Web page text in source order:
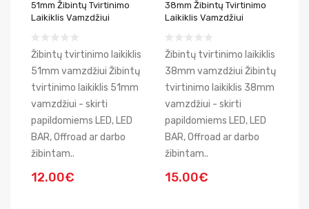
51mm Žibintų Tvirtinimo
Laikiklis Vamzdžiui
Žibintų tvirtinimo laikiklis
51mm vamzdžiui Žibintų
tvirtinimo laikiklis 51mm
vamzdžiui - skirti
papildomiems LED, LED
BAR, Offroad ar darbo
žibintam..
12.00€
38mm Žibintų Tvirtinimo
Laikiklis Vamzdžiui
Žibintų tvirtinimo laikiklis
38mm vamzdžiui Žibintų
tvirtinimo laikiklis 38mm
vamzdžiui - skirti
papildomiems LED, LED
BAR, Offroad ar darbo
žibintam..
15.00€